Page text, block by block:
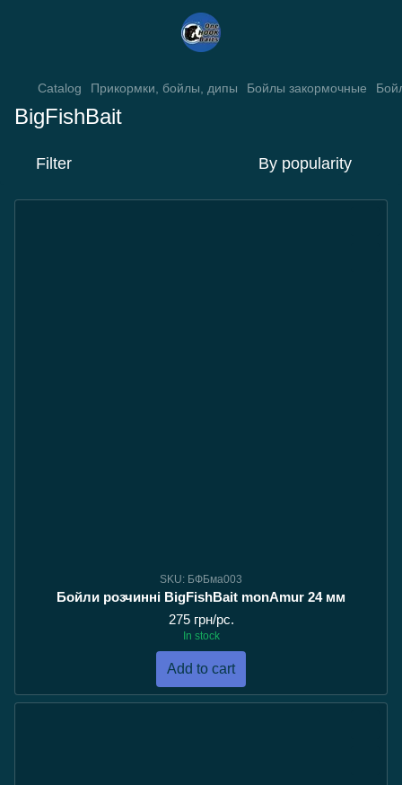
Catalog Прикормки, бойлы, дипы Бойлы закормочные
BigFishBait
Filter By popularity
SKU: БФБма003
Бойли розчинні BigFishBait monAmur 24 мм
275 грн/pc.
In stock
Add to cart